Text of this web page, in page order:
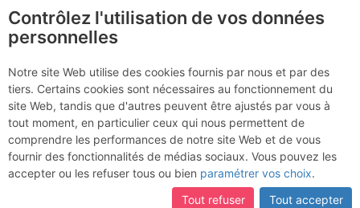
Bernina-Scerscen-
Roseg
Activités
Contributeur
individuel (CC by-nc-nd)
Contrôlez l'utilisation de vos données
personnelles
Notre site Web utilise des cookies fournis par nous et par des
tiers. Certains cookies sont nécessaires au fonctionnement du
site Web, tandis que d'autres peuvent être ajustés par vous à
tout moment, en particulier ceux qui nous permettent de
comprendre les performances de notre site Web et de vous
fournir des fonctionnalités de médias sociaux. Vous pouvez les
accepter ou les refuser tous ou bien paramétrer vos choix.
Tout refuser
Tout accepter